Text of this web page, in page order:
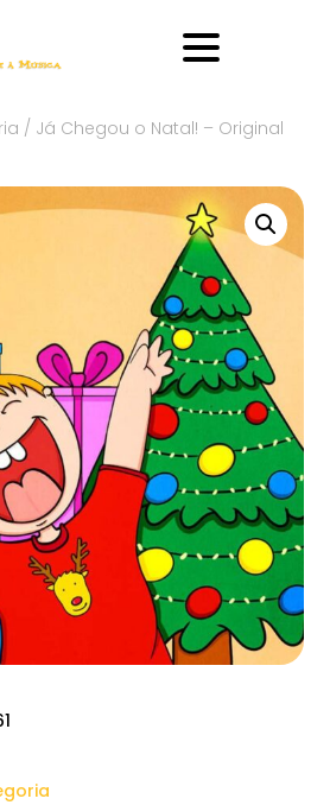
/ Já Chegou o Natal! – Original